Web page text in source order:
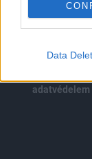
Data
adatvédelem